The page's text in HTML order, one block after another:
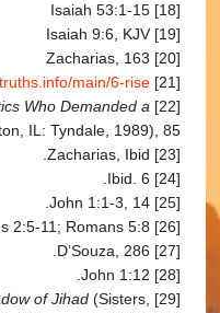
[18] Isaiah 53:1-15
[19] Isaiah 9:6, KJV
[20] Zacharias, 163
[21] http://
main/6-rise
[22] Cited in Josh McDowell,
Who Demanded a
IL: Tyndale, 1989), 85.
[23] Zacharias, Ibid.
[24] Ibid. 6.
[25] John 1:1-3, 14.
[26] Philippians 2:5-11; Romans 5:8.
[27] D’Souza, 286.
[28] John 1:12.
[29] Ravi Zacharias,
of Jihad(Sisters,